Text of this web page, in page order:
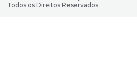
Todos os Direitos Reservados